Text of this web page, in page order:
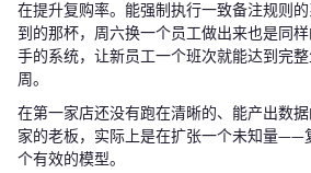
在提升复购率。能强制执行一致备注规则
到的那杯，周六换一个员工做出来也是同
手的系统，让新员工一个班次就能达到完
周。
在第一家店还没有跑在清晰的、能产出数
家的老板，实际上是在扩张一个未知量——
个有效的模型。